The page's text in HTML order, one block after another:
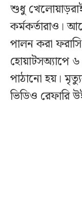
শুধু
কর্মকর্তারাও।
পালন করা ফরাসি
হোয়াটসঅ্যাপে ৬
পাঠানো হয়।
ভিডিও রেফারি